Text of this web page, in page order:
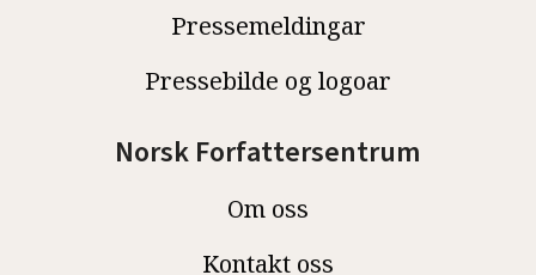
Pressemeldingar
Pressebilde og logoar
Norsk Forfattersentrum
Om oss
Kontakt oss